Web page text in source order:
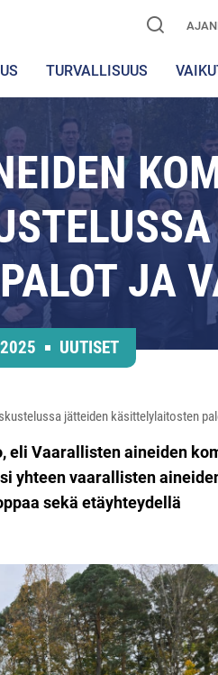
TURVALLISUUS
JA
UUTISET
jätteiden käsittelylaitosten
eli Vaarallisten aineiden
yhteen vaarallisten
sekä etäyhteydellä